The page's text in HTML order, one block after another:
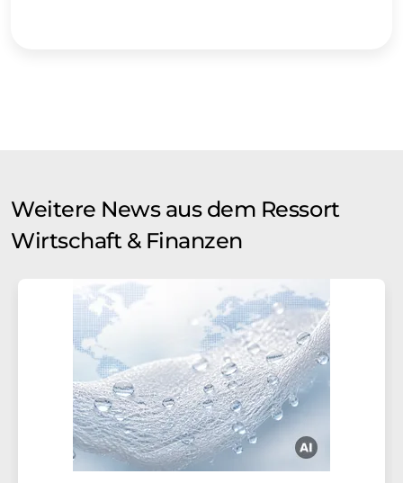
Weitere News aus dem Ressort
Wirtschaft & Finanzen